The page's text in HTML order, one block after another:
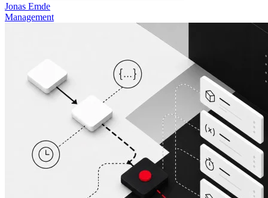
Jonas Emde
Management